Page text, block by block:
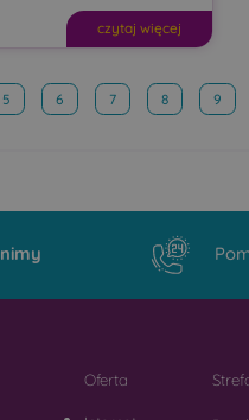
czytaj więcej
5 6 7 8 9
Oferta